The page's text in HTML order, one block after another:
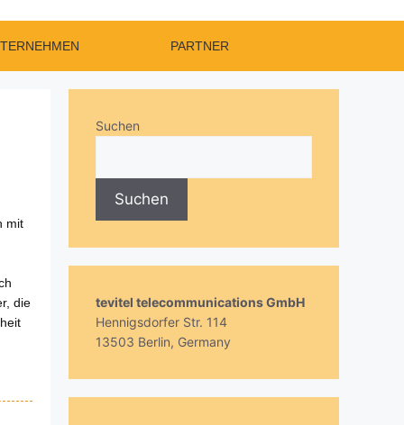
PARTNER
mit
die
Suchen
Suchen
tevitel telecommunications GmbH
Hennigsdorfer Str. 114
13503 Berlin, Germany